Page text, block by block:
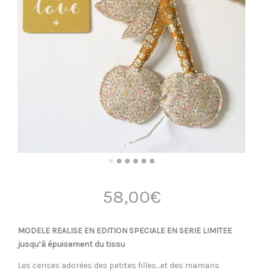
58,00€
MODELE REALISE EN EDITION SPECIALE EN SERIE LIMITEE
jusqu’à épuisement du tissu
Les cerises adorées des petites filles…et des mamans